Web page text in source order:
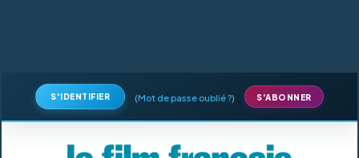
S'IDENTIFIER (Mot de passe oublié ?) S'ABONNER